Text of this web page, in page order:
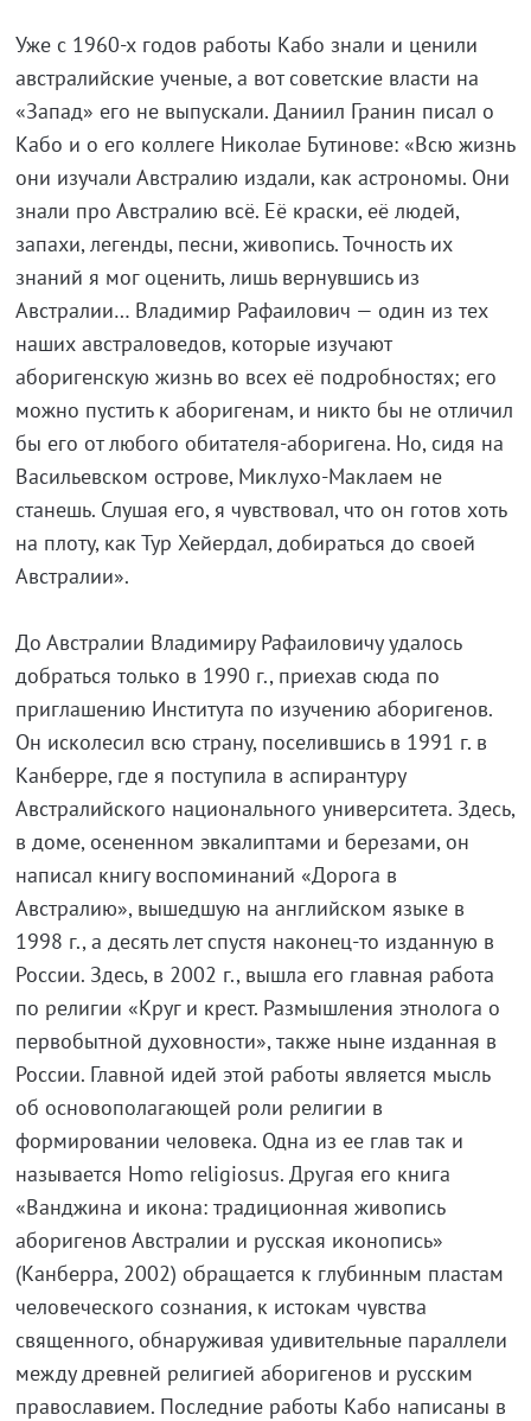
Уже с 1960-х годов работы Кабо знали и ценили
австралийские ученые, а вот советские власти на
«Запад» его не выпускали. Даниил Гранин писал о
Кабо и о его коллеге Николае Бутинове: «Всю жизнь
они изучали Австралию издали, как астрономы. Они
знали про Австралию всё. Её краски, её людей,
запахи, легенды, песни, живопись. Точность их
знаний я мог оценить, лишь вернувшись из
Австралии… Владимир Рафаилович — один из тех
наших австраловедов, которые изучают
аборигенскую жизнь во всех её подробностях; его
можно пустить к аборигенам, и никто бы не отличил
бы его от любого обитателя-аборигена. Но, сидя на
Васильевском острове, Миклухо-Маклаем не
станешь. Слушая его, я чувствовал, что он готов хоть
на плоту, как Тур Хейердал, добираться до своей
Австралии».
До Австралии Владимиру Рафаиловичу удалось
добраться только в 1990 г., приехав сюда по
приглашению Института по изучению аборигенов.
Он исколесил всю страну, поселившись в 1991 г. в
Канберре, где я поступила в аспирантуру
Австралийского национального университета. Здесь,
в доме, осененном эвкалиптами и березами, он
написал книгу воспоминаний «Дорога в
Австралию», вышедшую на английском языке в
1998 г., а десять лет спустя наконец-то изданную в
России. Здесь, в 2002 г., вышла его главная работа
по религии «Круг и крест. Размышления этнолога о
первобытной духовности», также ныне изданная в
России. Главной идей этой работы является мысль
об основополагающей роли религии в
формировании человека. Одна из ее глав так и
называется Homo religiosus. Другая его книга
«Ванджина и икона: традиционная живопись
аборигенов Австралии и русская иконопись»
(Канберра, 2002) обращается к глубинным пластам
человеческого сознания, к истокам чувства
священного, обнаруживая удивительные параллели
между древней религией аборигенов и русским
православием. Последние работы Кабо написаны в